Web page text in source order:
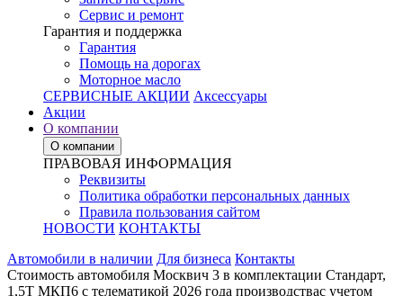
Сервис и ремонт
Гарантия и поддержка
Гарантия
Помощь на дорогах
Моторное масло
СЕРВИСНЫЕ АКЦИИ Аксессуары
Акции
О компании
О компании
ПРАВОВАЯ ИНФОРМАЦИЯ
Реквизиты
Политика обработки персональных данных
Правила пользования сайтом
НОВОСТИ КОНТАКТЫ
Автомобили в наличии Для бизнеса Контакты
Стоимость автомобиля Москвич 3 в комплектации Стандарт,
1,5Т МКП6 с телематикой 2026 года производствас учетом